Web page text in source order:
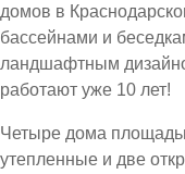
домов в
бассейнами и
ландшафтным
работают уже 10 лет!
Четыре дома
утепленные и две